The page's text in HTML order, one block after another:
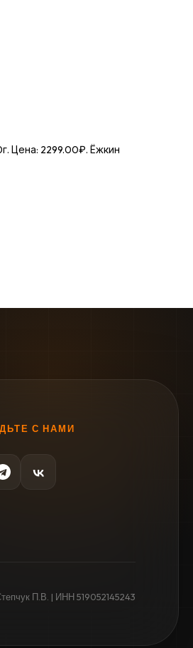
Цена: 2299.00₽. Ёжкин
С НАМИ
П.В. | ИНН 519052145243